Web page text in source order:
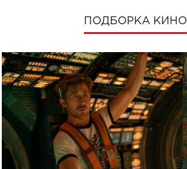
ПОДБОРКА КИНО